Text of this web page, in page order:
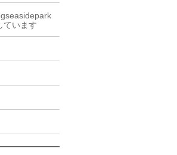
ています